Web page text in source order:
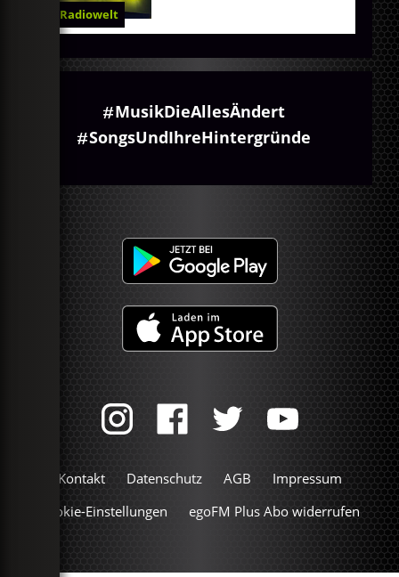
Radiowelt
MusikDieAllesÄndert
SongsUndIhreHintergründe
Kontakt Datenschutz AGB
Impressum
Cookie-Einstellungen
egoFM Plus Abo widerrufen